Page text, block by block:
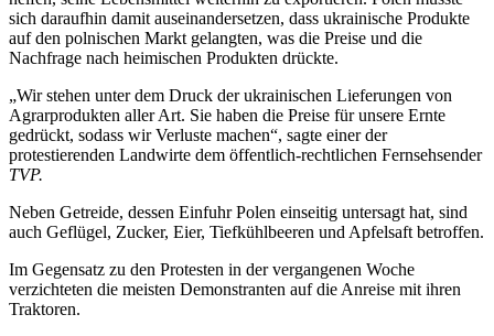
sich daraufhin damit auseinandersetzen, dass ukrainische Produkte
auf den polnischen Markt gelangten, was die Preise und die
Nachfrage nach heimischen Produkten drückte.
„Wir stehen unter dem Druck der ukrainischen Lieferungen von
Agrarprodukten aller Art. Sie haben die Preise für unsere Ernte
gedrückt, sodass wir Verluste machen“, sagte einer der
protestierenden Landwirte dem öffentlich-rechtlichen Fernsehsender
TVP.
Neben Getreide, dessen Einfuhr Polen einseitig untersagt hat, sind
auch Geflügel, Zucker, Eier, Tiefkühlbeeren und Apfelsaft betroffen.
Im Gegensatz zu den Protesten in der vergangenen Woche
verzichteten die meisten Demonstranten auf die Anreise mit ihren
Traktoren.